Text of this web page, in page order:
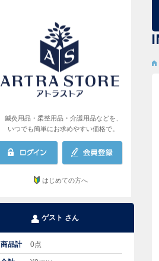
鍼灸用品・柔整用品・介護用品などを、
いつでも簡単にお求めやすい価格で。
はじめての方へ
ゲスト さん
商品計 0点